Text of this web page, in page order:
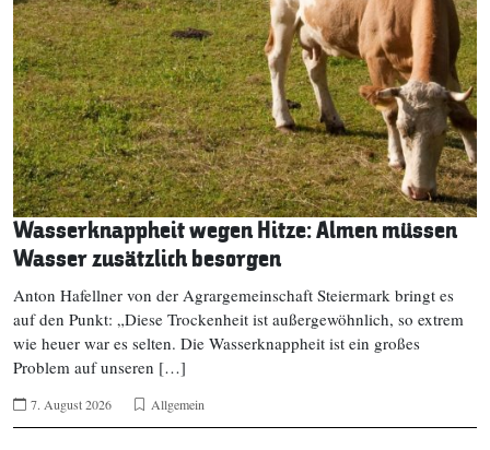
Wasserknappheit wegen Hitze: Almen müssen
Wasser zusätzlich besorgen
Anton Hafellner von der Agrargemeinschaft Steiermark bringt es
auf den Punkt: „Diese Trockenheit ist außergewöhnlich, so extrem
wie heuer war es selten. Die Wasserknappheit ist ein großes
Problem auf unseren […]
7. August 2026 Allgemein